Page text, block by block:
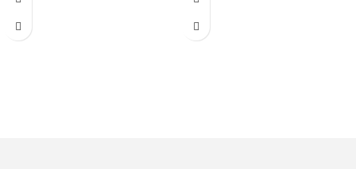
carton microondule cu o grosime
carton microondule cu o grosime